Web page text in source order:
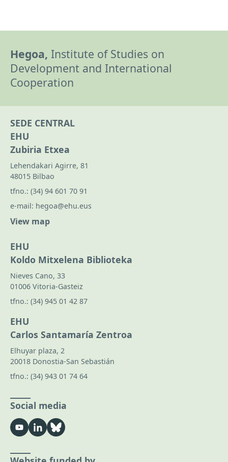
Hegoa, Institute of Studies on
Development and International
Cooperation
SEDE CENTRAL
EHU
Zubiria Etxea
Lehendakari Agirre, 81
48015 Bilbao
tfno.: (34) 94 601 70 91
e-mail: hegoa@ehu.eus
View map
EHU
Koldo Mitxelena Biblioteka
Nieves Cano, 33
01006 Vitoria-Gasteiz
tfno.: (34) 945 01 42 87
EHU
Carlos Santamaría Zentroa
Elhuyar plaza, 2
20018 Donostia-San Sebastián
tfno.: (34) 943 01 74 64
Social media